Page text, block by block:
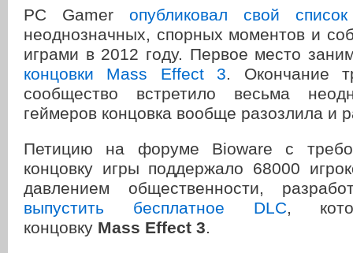
PC Gamer опубликовал свой список
неоднозначных, спорных моментов и
играми в 2012 году. Первое место
концовки Mass Effect 3. Окончание
сообщество встретило весьма
геймеров концовка вообще разозлила и
Петицию на форуме Bioware с
концовку игры поддержало 68000
давлением общественности,
выпустить бесплатное DLC,
концовку Mass Effect 3.